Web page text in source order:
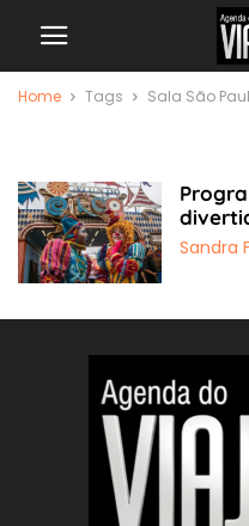
Home Tags Sala São
Sandra